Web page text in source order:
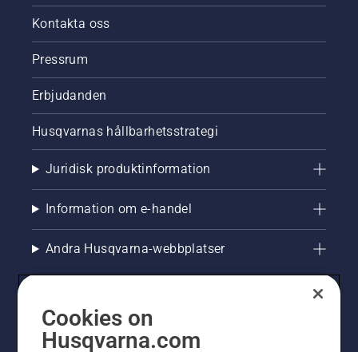
Kontakta oss
Pressrum
Erbjudanden
Husqvarnas hållbarhetsstrategi
Juridisk produktinformation
Information om e-handel
Andra Husqvarna-webbplatser
Cookies on
Husqvarna.com